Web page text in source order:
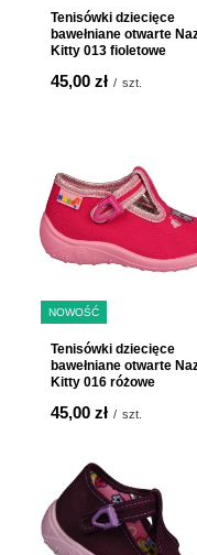
Tenisówki dziecięce
bawełniane otwarte
Kitty 013 fioletowe
45,00 zł / szt.
NOWOŚĆ
Tenisówki dziecięce
bawełniane otwarte
Kitty 016 różowe
45,00 zł / szt.
Zapisz się
tylko dla